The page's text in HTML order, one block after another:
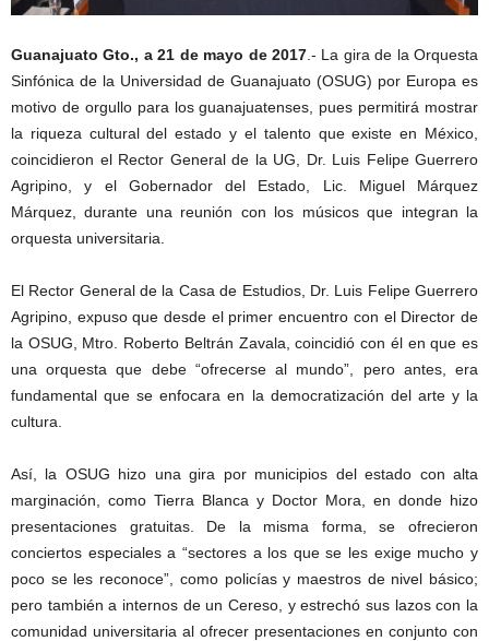
Guanajuato Gto., a 21 de mayo de 2017.- La gira de la Orquesta
Sinfónica de la Universidad de Guanajuato (OSUG) por Europa es
motivo de orgullo para los guanajuatenses, pues permitirá mostrar
la riqueza cultural del estado y el talento que existe en México,
coincidieron el Rector General de la UG, Dr. Luis Felipe Guerrero
Agripino, y el Gobernador del Estado, Lic. Miguel Márquez
Márquez, durante una reunión con los músicos que integran la
orquesta universitaria.
El Rector General de la Casa de Estudios, Dr. Luis Felipe Guerrero
Agripino, expuso que desde el primer encuentro con el Director de
la OSUG, Mtro. Roberto Beltrán Zavala, coincidió con él en que es
una orquesta que debe “ofrecerse al mundo”, pero antes, era
fundamental que se enfocara en la democratización del arte y la
cultura.
Así, la OSUG hizo una gira por municipios del estado con alta
marginación, como Tierra Blanca y Doctor Mora, en donde hizo
presentaciones gratuitas. De la misma forma, se ofrecieron
conciertos especiales a “sectores a los que se les exige mucho y
poco se les reconoce”, como policías y maestros de nivel básico;
pero también a internos de un Cereso, y estrechó sus lazos con la
comunidad universitaria al ofrecer presentaciones en conjunto con